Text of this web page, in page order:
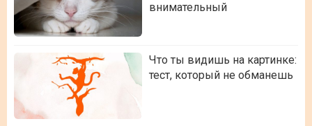
внимательный
Что ты видишь на картинке:
тест, который не обманешь